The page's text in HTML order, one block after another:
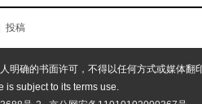
投稿
明确的书面许可，不得以任何方式或媒体翻
is subject to its terms use.